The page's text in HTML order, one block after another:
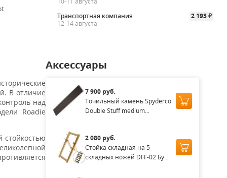
Транспортная компания
2 193 ₽
12-14 августа
В отличие
над
Roadie
стойкостью
Аксессуары
7 900 руб.
Точильный камень Spyderco
Double Stuff medium...
2 080 руб.
Стойка складная на 5
складных ножей DFF-02 Бу...